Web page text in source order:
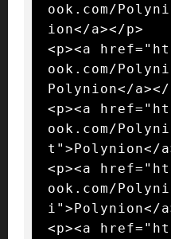
ook.com/
ion</a></p>
<p><a
ook.com/
Polynion</a></
<p><a
ook.com/
t">Polynion</
<p><a
ook.com/
i">Polynion</
<p><a